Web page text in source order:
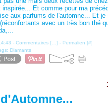
inspirée... Et comme pour ma
aux parfums de l'automne... Et je
avec un très bon thé
- Commentaires [ ] - Permalien [#]
Diamants